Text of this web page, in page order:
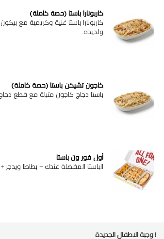
كاربونارا باستا (حصة كاملة)
كاربونارا باستا غنية وكريمية مع
ولذيذة.
كاجون تشيكن باستا (حصة كاملة)
باستا دجاج كاجون متبلة مع قطع
أول فور ون باستا
الباستا المفضلة عندك + بطاطا ويدجز +
وجبة الاطفال الجديدة !